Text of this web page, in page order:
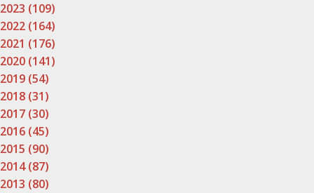
2023 (109)
2022 (164)
2021 (176)
2020 (141)
2019 (54)
2018 (31)
2017 (30)
2016 (45)
2015 (90)
2014 (87)
2013 (80)